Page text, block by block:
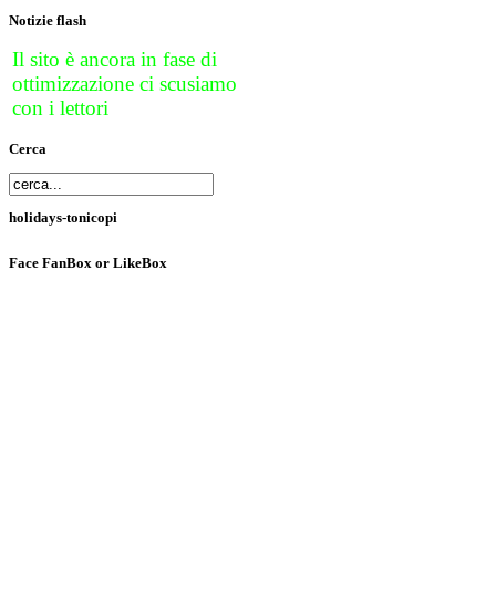
Notizie flash
Il sito è ancora in fase di
ottimizzazione ci scusiamo
con i lettori
Cerca
holidays-tonicopi
Face FanBox or LikeBox